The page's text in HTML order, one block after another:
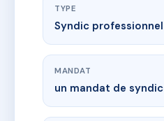
TYPE
Syndic professionnel
MANDAT
un mandat de syndic